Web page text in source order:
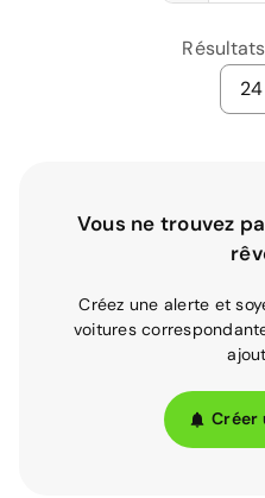
24
Vous ne trouvez
Créez une alerte et
voitures
Créer